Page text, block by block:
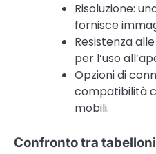
Risoluzione:
fornisce
Resistenza
per l’uso
Opzioni di
compatibilità
mobili.
Confronto tra